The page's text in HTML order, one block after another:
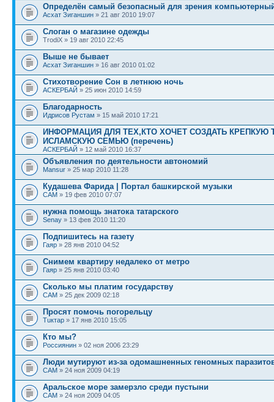
Определён самый безопасный для зрения
Асхат Зиганшин » 21 авг 2010 19:07
Слоган о магазине одежды
TrodiX » 19 авг 2010 22:45
Выше не бывает
Асхат Зиганшин » 16 авг 2010 01:02
Стихотворение Сон в летнюю ночь
АСКЕРБАЙ » 25 июн 2010 14:59
Благодарность
Идрисов Рустам » 15 май 2010 17:21
ИНФОРМАЦИЯ ДЛЯ ТЕХ,КТО ХОЧЕТ СОЗДАТЬ КРЕПКУЮ
ИСЛАМСКУЮ СЕМЬЮ (перечень)
АСКЕРБАЙ » 12 май 2010 16:37
Объявления по деятельности автономий
Mansur » 25 мар 2010 11:28
Кудашева Фарида | Портал башкирской музыки
САМ » 19 фев 2010 07:07
нужна помощь знатока татарского
Senay » 13 фев 2010 11:20
Подпишитесь на газету
Гаяр » 28 янв 2010 04:52
Снимем квартиру недалеко от метро
Гаяр » 25 янв 2010 03:40
Сколько мы платим государству
САМ » 25 дек 2009 02:18
Просят помочь погорельцу
Тuктар » 17 янв 2010 15:05
Кто мы?
Россиянин » 02 ноя 2006 23:29
Люди мутируют из-за одомашненных геномных
САМ » 24 ноя 2009 04:19
Аральское море замерзло среди пустыни
САМ » 24 ноя 2009 04:05